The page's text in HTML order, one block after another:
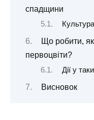
спадщини
Що робити,
первоцвіти?
Дії у
Висновок